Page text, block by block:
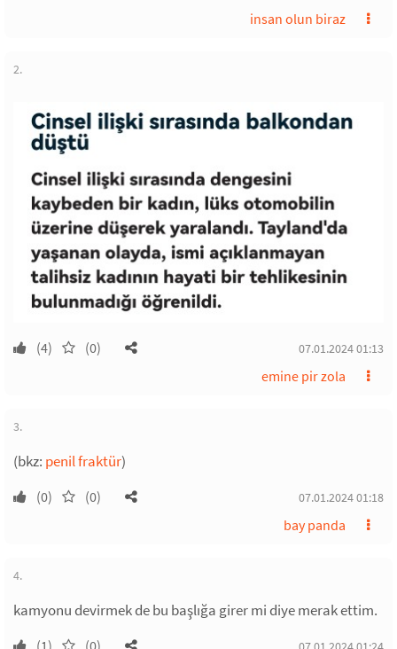
insan olun biraz
2.
(4) (0) 07.01.2024 01:13
emine pir zola
3.
(bkz: penil fraktür)
(0) (0) 07.01.2024 01:18
bay panda
4.
kamyonu devirmek de bu başlığa girer mi diye merak ettim.
(1) (0)